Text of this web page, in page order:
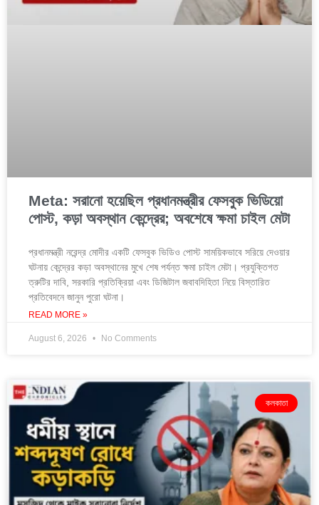
Meta: সরানো হয়েছিল প্রধানমন্ত্রীর ফেসবুক ভিডিয়ো
পোস্ট, কড়া অবস্থান কেন্দ্রের; অবশেষে ক্ষমা চাইল মেটা
প্রধানমন্ত্রী নরেন্দ্র মোদীর একটি ফেসবুক ভিডিও পোস্ট সাময়িকভাবে সরিয়ে দেওয়ার
ঘটনায় কেন্দ্রের কড়া অবস্থানের মুখে শেষ পর্যন্ত ক্ষমা চাইল মেটা। প্রযুক্তিগত
ত্রুটির দাবি, সরকারি প্রতিক্রিয়া এবং ডিজিটাল জবাবদিহিতা নিয়ে বিস্তারিত
প্রতিবেদনে জানুন পুরো ঘটনা।
READ MORE »
August 6, 2026 No Comments
কলকাতা